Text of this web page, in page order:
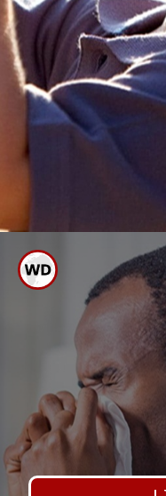
ಸಾಕಷ್ಟು